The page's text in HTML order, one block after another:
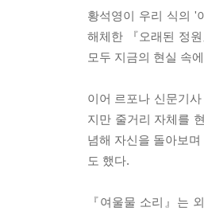
황석영이 우리 식의 '
해체한 『오래된 정
모두 지금의 현실 속
이어 르포나 신문기
지만 줄거리 자체를
념해 자신을 돌아보
도 했다.
『여울물 소리』는